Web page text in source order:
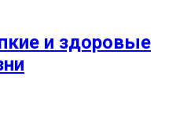
и здоровые